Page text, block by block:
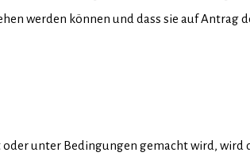
werden können und dass sie auf Antrag
unter Bedingungen gemacht wird, wird